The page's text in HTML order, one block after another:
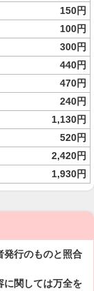
150円
100円
300円
440円
470円
240円
1,130円
520円
2,420円
1,930円
発行のものと照合
に関しては万全を